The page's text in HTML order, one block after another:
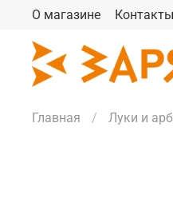
О магазине Контакты
Главная Луки и